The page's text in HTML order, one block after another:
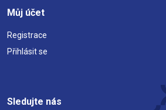
Můj účet
Registrace
Přihlásit se
Sledujte nás